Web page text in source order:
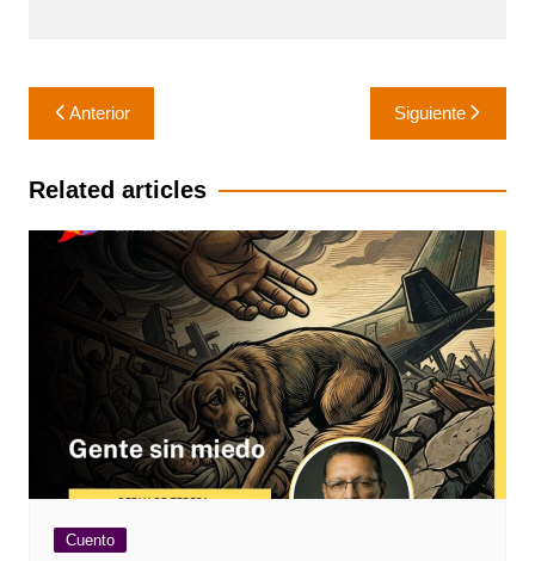
Navegación
de
entradas
Anterior Siguiente
Related articles
Cuento